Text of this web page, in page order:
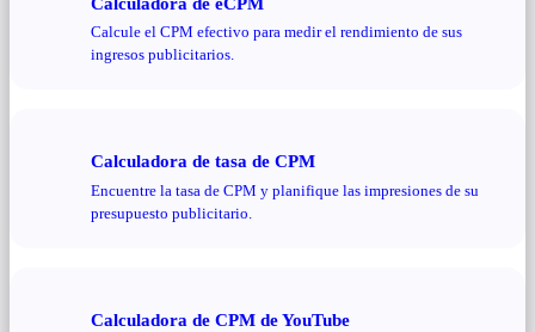
Calcule el CPM efectivo para medir el rendimiento de sus
ingresos publicitarios.
Calculadora de tasa de CPM
Encuentre la tasa de CPM y planifique las impresiones de su
presupuesto publicitario.
Calculadora de CPM de YouTube